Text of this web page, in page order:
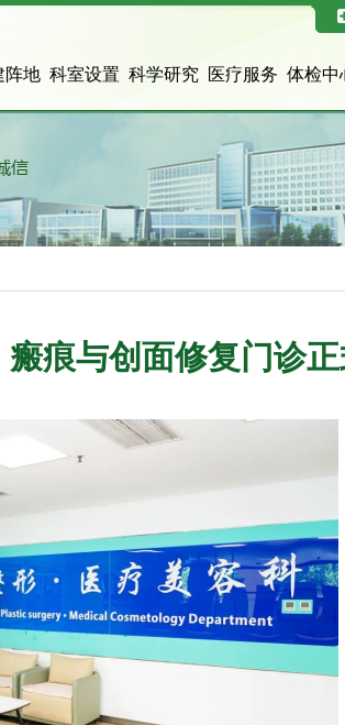
阵地 科室设置 科学研究 医疗服务 体检中
痕与创面修复门诊正